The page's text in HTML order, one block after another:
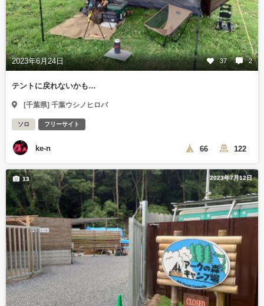
2023年6月24日 37 2
テントに戻れないかも…
[千葉県] 千葉ウシノヒロバ
ソロ フリーサイト
ke-n 66 122
2023年7月12日
13